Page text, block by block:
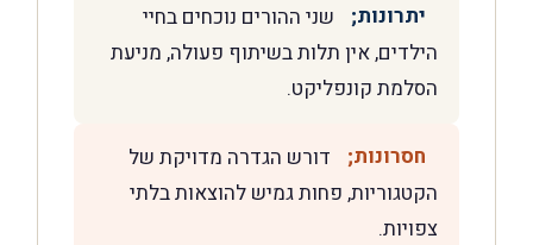
יתרונות;
שני ההורים נוכחים בחיי
הילדים, אין תלות בשיתוף פעולה, מניעת
הסלמת קונפליקט.
חסרונות;
דורש הגדרה מדויקת של
הקטגוריות, פחות גמיש להוצאות בלתי
צפויות.